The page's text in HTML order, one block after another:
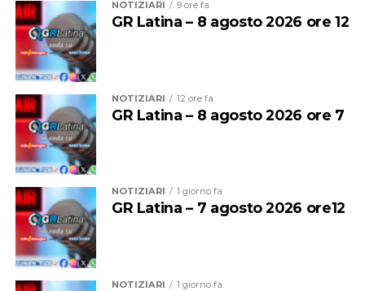
Per adottarla scrivete al numero whatsapp 338 173
2126 con una breve presentazione SOLO SE
REALMENTE INTERESSATI (NO CHIAMATE)
NOTIZIARI 9 ore fa
GR Latina – 8 agosto 2026 ore 12
NOTIZIARI 12 ore fa
GR Latina – 8 agosto 2026 ore 7
NOTIZIARI 1 giorno fa
GR Latina – 7 agosto 2026 ore12
NOTIZIARI 1 giorno fa